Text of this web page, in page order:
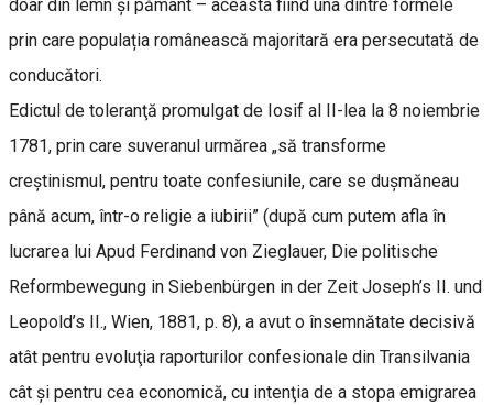
doar din lemn și pământ – aceasta fiind una dintre formele
prin care populația românească majoritară era persecutată de
conducători.
Edictul de toleranţă promulgat de Iosif al II-lea la 8 noiembrie
1781, prin care suveranul urmărea „să transforme
creştinismul, pentru toate confesiunile, care se duşmăneau
până acum, într-o religie a iubirii” (după cum putem afla în
lucrarea lui Apud Ferdinand von Zieglauer, Die politische
Reformbewegung in Siebenbürgen in der Zeit Joseph’s II. und
Leopold’s II., Wien, 1881, p. 8), a avut o însemnătate decisivă
atât pentru evoluţia raporturilor confesionale din Transilvania
cât și pentru cea economică, cu intenţia de a stopa emigrarea